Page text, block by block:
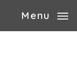
Menu